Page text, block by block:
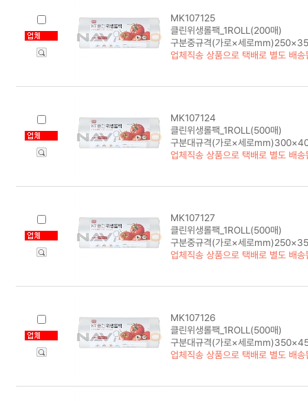
MK107125
클린위생롤팩_1ROLL(200매)
구분중규격(가로×세로
업체직송 상품으로 택배로 별도 배송
MK107124
클린위생롤팩_1ROLL(500매)
구분대규격(가로×세로
업체직송 상품으로 택배로 별도 배송
MK107127
클린위생롤팩_1ROLL(500매)
구분중규격(가로×세로
업체직송 상품으로 택배로 별도 배송
MK107126
클린위생롤팩_1ROLL(500매)
구분대규격(가로×세로
업체직송 상품으로 택배로 별도 배송